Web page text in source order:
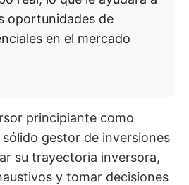
oportunidades de
en el mercado
principiante como
gestor de inversiones
su trayectoria inversora,
y tomar decisiones